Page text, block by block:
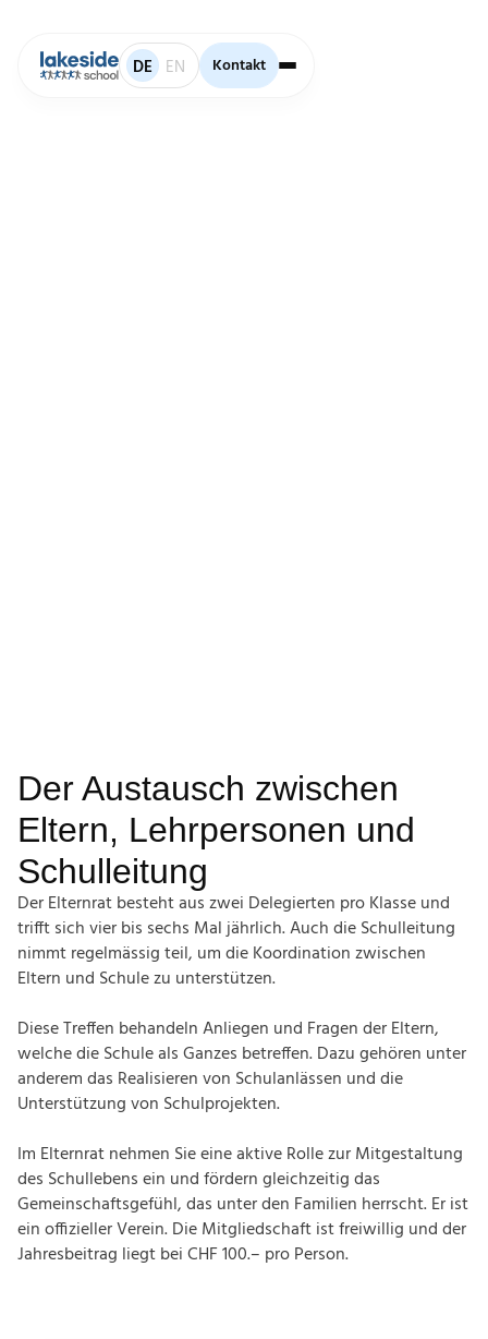
DE EN Kontakt
Der Austausch zwischen
Eltern, Lehrpersonen und
Schulleitung
Der Elternrat besteht aus zwei Delegierten pro Klasse und
trifft sich vier bis sechs Mal jährlich. Auch die Schulleitung
nimmt regelmässig teil, um die Koordination zwischen
Eltern und Schule zu unterstützen.
Diese Treffen behandeln Anliegen und Fragen der Eltern,
welche die Schule als Ganzes betreffen. Dazu gehören unter
anderem das Realisieren von Schulanlässen und die
Unterstützung von Schulprojekten.
Im Elternrat nehmen Sie eine aktive Rolle zur Mitgestaltung
des Schullebens ein und fördern gleichzeitig das
Gemeinschaftsgefühl, das unter den Familien herrscht. Er ist
ein offizieller Verein. Die Mitgliedschaft ist freiwillig und der
Jahresbeitrag liegt bei CHF 100.– pro Person.